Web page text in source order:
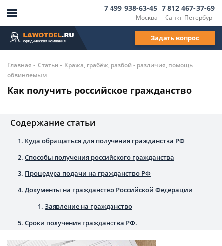
Москва
7 499 938-63-45
Санкт-Петербург
7 812 467-37-69
Задать вопрос
Главная - Статьи - Кража, грабёж, разбой - различия, помощь
обвиняемым
Как получить российское гражданство
Содержание статьи
Куда обращаться для получения гражданства РФ
Способы получения российского гражданства
Процедура подачи на гражданство РФ
Документы на гражданство Российской Федерации
Заявление на гражданство
Сроки получения гражданства РФ.